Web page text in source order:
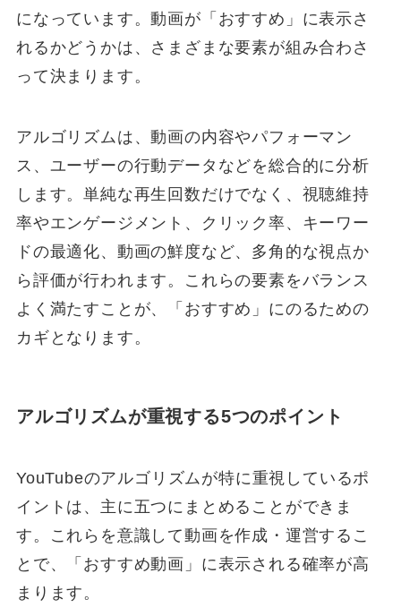
になっています。動画が「おすすめ」に表示さ
れるかどうかは、さまざまな要素が組み合わさ
って決まります。
アルゴリズムは、動画の内容やパフォーマン
ス、ユーザーの行動データなどを総合的に分析
します。単純な再生回数だけでなく、視聴維持
率やエンゲージメント、クリック率、キーワー
ドの最適化、動画の鮮度など、多角的な視点か
ら評価が行われます。これらの要素をバランス
よく満たすことが、「おすすめ」にのるための
カギとなります。
アルゴリズムが重視する5つのポイント
YouTubeのアルゴリズムが特に重視しているポ
イントは、主に五つにまとめることができま
す。これらを意識して動画を作成・運営するこ
とで、「おすすめ動画」に表示される確率が高
まります。